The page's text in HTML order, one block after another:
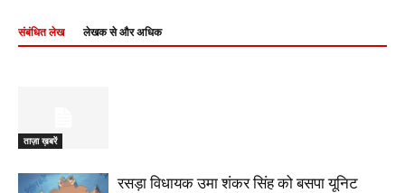
संबंधित लेख लेखक से और अधिक
ताज़ा ख़बरें
रसड़ा विधायक उमा शंकर सिंह को बसपा यूनिट